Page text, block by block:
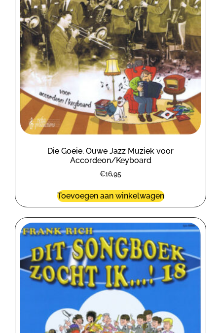
Die Goeie, Ouwe Jazz Muziek voor
Accordeon/Keyboard
€16,95
Toevoegen aan winkelwagen